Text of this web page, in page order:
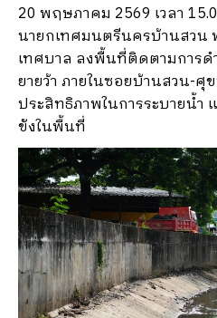
20 พฤษภาคม 2569 เวลา
นายกเทศมนตรีนครบ้านสวน
เทศบาล ลงพื้นที่ติดตามการ
ยายว้า ภายในซอยบ้านสวน-ศุ
ประสิทธิภาพในการระบายน้
ขังในพื้นที่